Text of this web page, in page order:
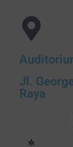
Jl.
Raya